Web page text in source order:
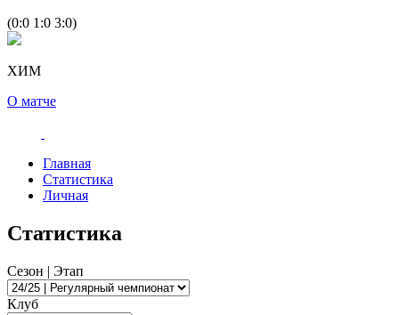
(0:0 1:0 3:0)
ХИМ
О матче
Главная
Статистика
Личная
Статистика
Сезон | Этап
Клуб